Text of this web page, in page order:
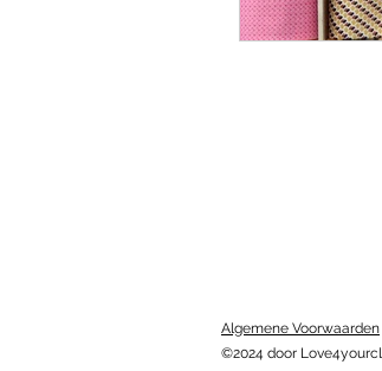
Algemene Voorwaarden
©2024 door